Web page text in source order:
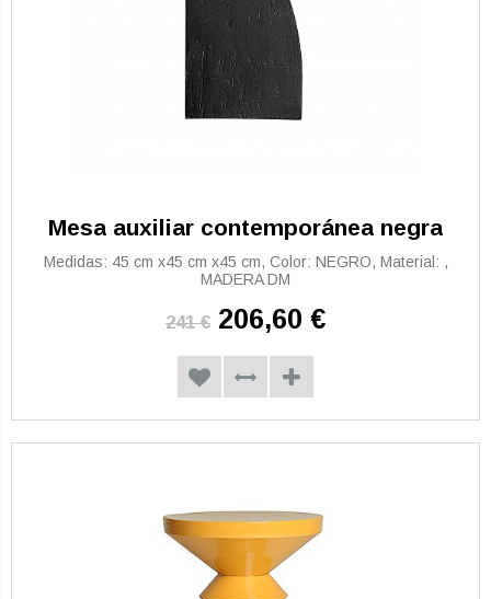
Mesa auxiliar contemporánea negra
Medidas: 45 cm x45 cm x45 cm, Color: NEGRO, Material: ,
MADERA DM
241 € 206,60 €